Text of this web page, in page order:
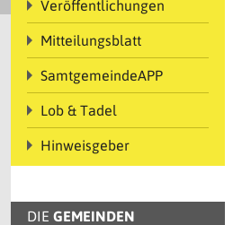
Veröffentlichungen
Mitteilungsblatt
SamtgemeindeAPP
Lob & Tadel
Hinweisgeber
DIE GEMEINDEN